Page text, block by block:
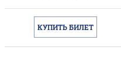
КУПИТЬ БИЛЕТ